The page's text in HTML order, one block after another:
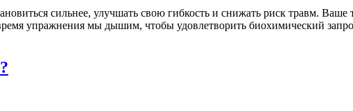
сильнее, улучшать свою гибкость и снижать риск травм. Ваше
упражнения мы дышим, чтобы удовлетворить биохимический